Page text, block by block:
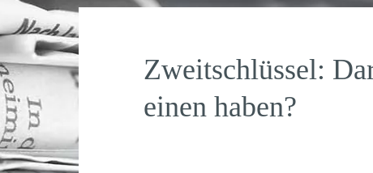
Zweitschlüssel:
einen haben?